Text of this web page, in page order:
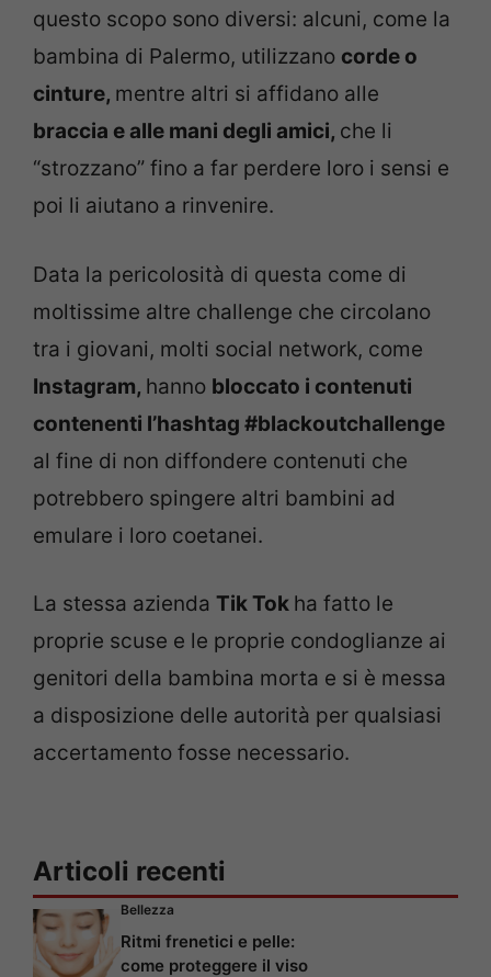
questo scopo sono diversi: alcuni, come la
bambina di Palermo, utilizzano corde o
cinture, mentre altri si affidano alle
braccia e alle mani degli amici, che li
“strozzano” fino a far perdere loro i sensi e
poi li aiutano a rinvenire.
Data la pericolosità di questa come di
moltissime altre challenge che circolano
tra i giovani, molti social network, come
Instagram, hanno bloccato i contenuti
contenenti l’hashtag #blackoutchallenge
al fine di non diffondere contenuti che
potrebbero spingere altri bambini ad
emulare i loro coetanei.
La stessa azienda Tik Tok ha fatto le
proprie scuse e le proprie condoglianze ai
genitori della bambina morta e si è messa
a disposizione delle autorità per qualsiasi
accertamento fosse necessario.
Articoli recenti
Bellezza
Ritmi frenetici e pelle:
come proteggere il viso